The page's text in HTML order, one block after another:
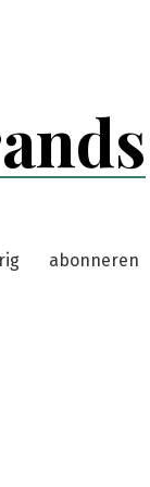
abonneren